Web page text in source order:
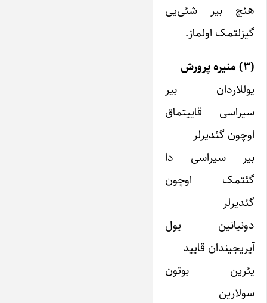
هئچ بیر شئی‌یی
گیزلتمک اولماز.
(۳) منیره پرورش
یوللاردان بیر
سیراسی قاییتماق
اوچون گئدیرلر
بیر سیراسی دا
گئتمک اوچون
گئدیرلر
دونیانین یول
آیریجیندان قایید
یئرین بوتون
سولارین